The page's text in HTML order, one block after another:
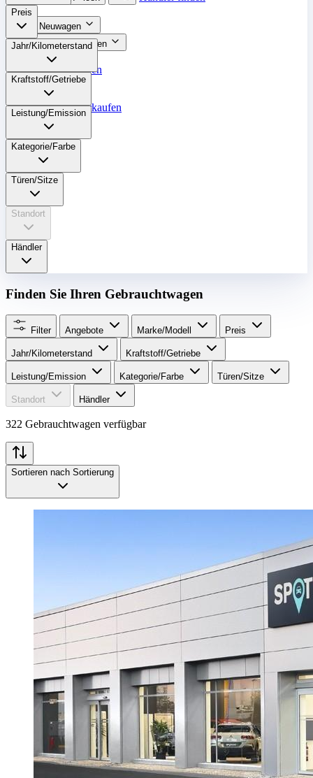
Neuwagen
Gebrauchtwagen
Top Angebote
Unsere Marken
Werkstatt
Fahrzeug verkaufen
Mehr
Preis
Jahr/Kilometerstand
Kraftstoff/Getriebe
Leistung/Emission
Kategorie/Farbe
Türen/Sitze
Standort
Händler
Finden Sie Ihren Gebrauchtwagen
Filter Angebote Marke/Modell Preis
Jahr/Kilometerstand Kraftstoff/Getriebe
Leistung/Emission Kategorie/Farbe Türen/Sitze
Standort Händler
322 Gebrauchtwagen verfügbar
Sortieren nach Sortierung